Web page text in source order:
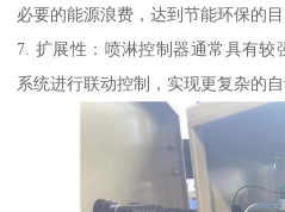
必要的能源浪费，达到节能环保的目
7. 扩展性：喷淋控制器通常具有
系统进行联动控制，实现更复杂的自